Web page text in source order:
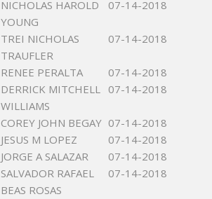
NICHOLAS HAROLD
YOUNG
07-14-2018
TREI NICHOLAS
TRAUFLER
07-14-2018
RENEE PERALTA
07-14-2018
DERRICK MITCHELL
WILLIAMS
07-14-2018
COREY JOHN BEGAY 07-14-2018
JESUS M LOPEZ
07-14-2018
JORGE A SALAZAR
07-14-2018
SALVADOR RAFAEL
BEAS ROSAS
07-14-2018